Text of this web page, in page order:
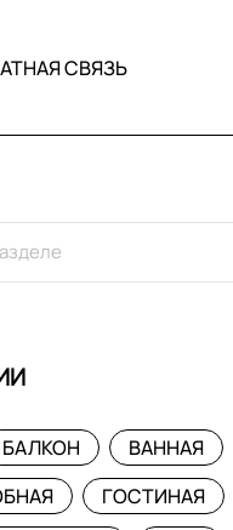
СВЯЗЬ
БАЛКОН
ВАННАЯ
ГОСТИНАЯ